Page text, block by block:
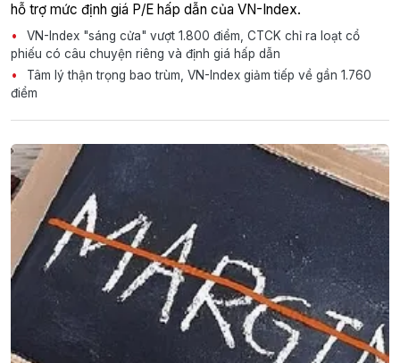
hỗ trợ mức định giá P/E hấp dẫn của VN-Index.
VN-Index "sáng cửa" vượt 1.800 điểm, CTCK chỉ ra loạt cổ
phiếu có câu chuyện riêng và định giá hấp dẫn
Tâm lý thận trọng bao trùm, VN-Index giảm tiếp về gần 1.760
điểm